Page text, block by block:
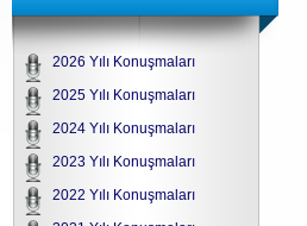
2026 Yılı Konuşmaları
2025 Yılı Konuşmaları
2024 Yılı Konuşmaları
2023 Yılı Konuşmaları
2022 Yılı Konuşmaları